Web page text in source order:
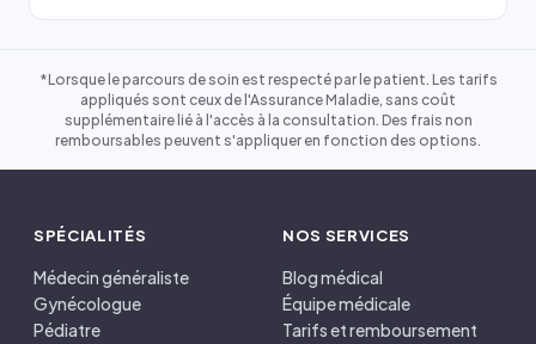
*Lorsque le parcours de soin est respecté par le patient. Les tarifs
appliqués sont ceux de l'Assurance Maladie, sans coût
supplémentaire lié à l'accès à la consultation. Des frais non
remboursables peuvent s'appliquer en fonction des options.
SPÉCIALITÉS
Médecin généraliste
Gynécologue
Pédiatre
NOS SERVICES
Blog médical
Équipe médicale
Tarifs et remboursement